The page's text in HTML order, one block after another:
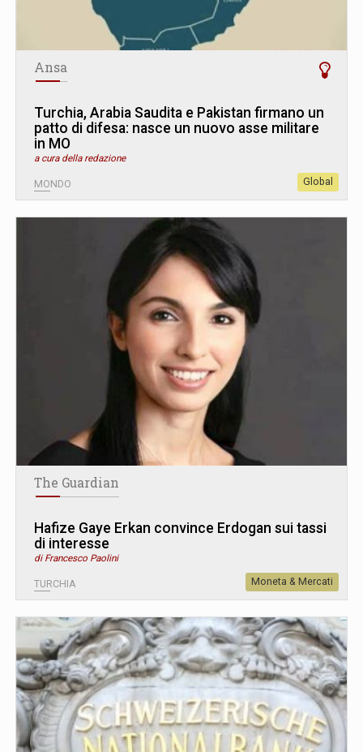
Ansa
Turchia, Arabia Saudita e Pakistan firmano un
patto di difesa: nasce un nuovo asse militare
in MO
a cura della redazione
MONDO Global
The Guardian
Hafize Gaye Erkan convince Erdogan sui tassi
di interesse
di Francesco Paolini
TURCHIA Moneta & Mercati